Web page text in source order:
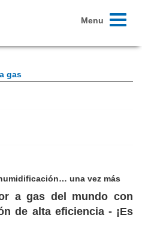
Toggle
Menu
gas
una vez más
a gas del mundo con
de alta eficiencia - ¡Es